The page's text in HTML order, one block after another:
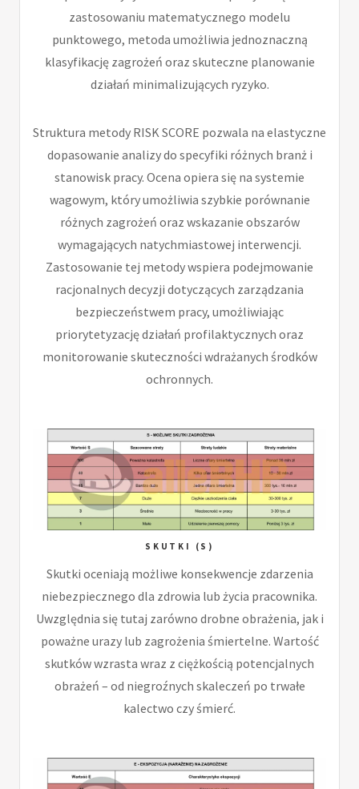
zastosowaniu matematycznego modelu
punktowego, metoda umożliwia jednoznaczną
klasyfikację zagrożeń oraz skuteczne planowanie
działań minimalizujących ryzyko.
Struktura metody RISK SCORE pozwala na elastyczne
dopasowanie analizy do specyfiki różnych branż i
stanowisk pracy. Ocena opiera się na systemie
wagowym, który umożliwia szybkie porównanie
różnych zagrożeń oraz wskazanie obszarów
wymagających natychmiastowej interwencji.
Zastosowanie tej metody wspiera podejmowanie
racjonalnych decyzji dotyczących zarządzania
bezpieczeństwem pracy, umożliwiając
priorytetyzację działań profilaktycznych oraz
monitorowanie skuteczności wdrażanych środków
ochronnych.
SKUTKI (S)
Skutki oceniają możliwe konsekwencje zdarzenia
niebezpiecznego dla zdrowia lub życia pracownika.
Uwzględnia się tutaj zarówno drobne obrażenia, jak i
poważne urazy lub zagrożenia śmiertelne. Wartość
skutków wzrasta wraz z ciężkością potencjalnych
obrażeń – od niegroźnych skaleczeń po trwałe
kalectwo czy śmierć.